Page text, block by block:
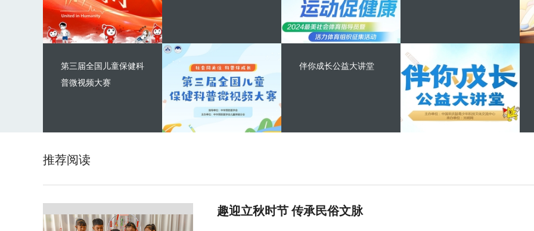
第三届全国儿童保健科
普微视频大赛
伴你成长公益大讲堂
推荐阅读
趣迎立秋时节 传承民俗文脉